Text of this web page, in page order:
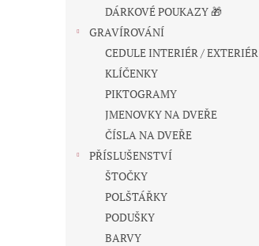
DÁRKOVÉ POUKAZY 🎁
GRAVÍROVÁNÍ
CEDULE INTERIÉR / EXTERIÉR
KLÍČENKY
PIKTOGRAMY
JMENOVKY NA DVEŘE
ČÍSLA NA DVEŘE
PŘÍSLUŠENSTVÍ
ŠTOČKY
POLŠTÁŘKY
PODUŠKY
BARVY